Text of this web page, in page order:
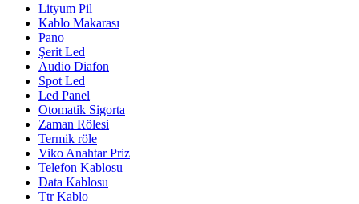
Lityum Pil
Kablo Makarası
Pano
Şerit Led
Audio Diafon
Spot Led
Led Panel
Otomatik Sigorta
Zaman Rölesi
Termik röle
Viko Anahtar Priz
Telefon Kablosu
Data Kablosu
Ttr Kablo